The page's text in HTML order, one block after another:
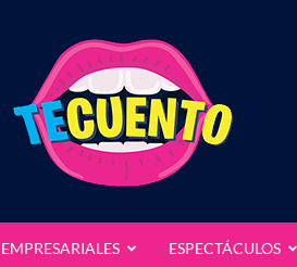
EMPRESARIALES ESPECTÁCULOS